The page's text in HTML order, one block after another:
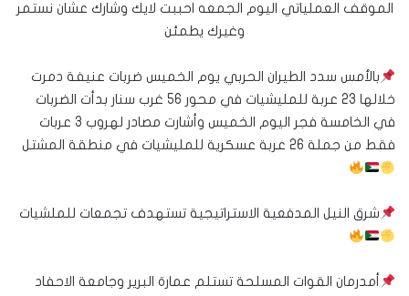
الموقف العملياتي اليوم الجمعه احببت لايك وشارك عشان نستمر
وغيرك يطمئن
بالأمس سدد الطيران الحربي يوم الخميس ضربات عنيفة دمرت
خلالها 23 عربة للمليشيات في محور 56 غرب سنار بدأت الضربات
في الخامسة فجر اليوم الخميس وأشارت مصادر لهروب 3 عربات
فقط من جملة 26 عربة عسكرية للمليشيات في منطقة المشتل
شرق النيل المدفعية الاستراتيجية تستهدف تجمعات للملشيات
أمدرمان القوات المسلحة تستلم عمارة البرير وجامعة الاحفاد